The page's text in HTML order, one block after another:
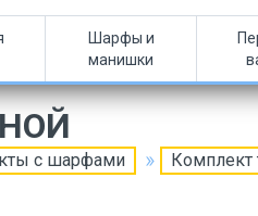
Шарфы и
манишки
с шарфами Комплект